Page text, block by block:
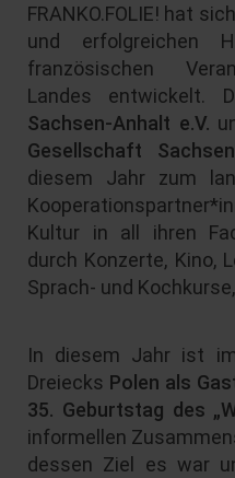
FRANKO.FOLIE! hat
und erfolgreichen
französischen
Landes entwickelt.
Sachsen-Anhalt e.V.
Gesellschaft
diesem Jahr zum
Kultur in all ihren
durch Konzerte, Kino,
Sprach- und
In diesem Jahr ist
Dreiecks Polen als
35. Geburtstag des
informellen
dessen Ziel es war